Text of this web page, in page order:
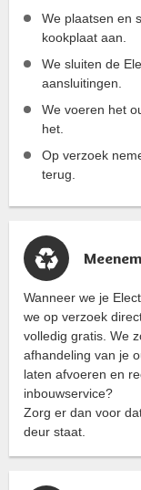
We plaatsen en
kookplaat aan.
We sluiten de
aansluitingen.
We voeren het
het.
Op verzoek
terug.
Wanneer we je
we op verzoek
volledig gratis. We
afhandeling van je
laten afvoeren en
inbouwservice?
Zorg er dan voor
deur staat.